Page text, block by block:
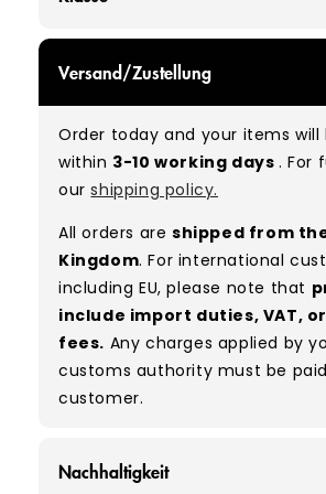
can expect items that are in
with minimal signs of wear.
used, they remain free of
and are in excellent shape
Please note:As these are
garments, a small percentage
have minor flaws such as small
stains. While we carefully
degree of human error is
can vary slightly between
Versand/Zustellung
Order today and your items will
within 3-10 working days. For
ourshipping policy.
All orders are shipped from
Kingdom. For international
including EU, please note that
include import duties, VAT,
fees. Any charges applied by
customs authority must be
customer.
Nachhaltigkeit